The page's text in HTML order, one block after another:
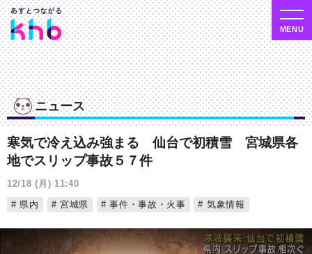
ニュース
寒気で冷え込み強まる 仙台で初積雪 宮城県各
地でスリップ事故５７件
12/18 (月) 11:40
県内
宮城県 事件・事故・火事 気象情報